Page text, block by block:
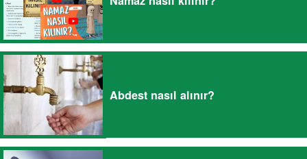
Abdest nasıl alınır?